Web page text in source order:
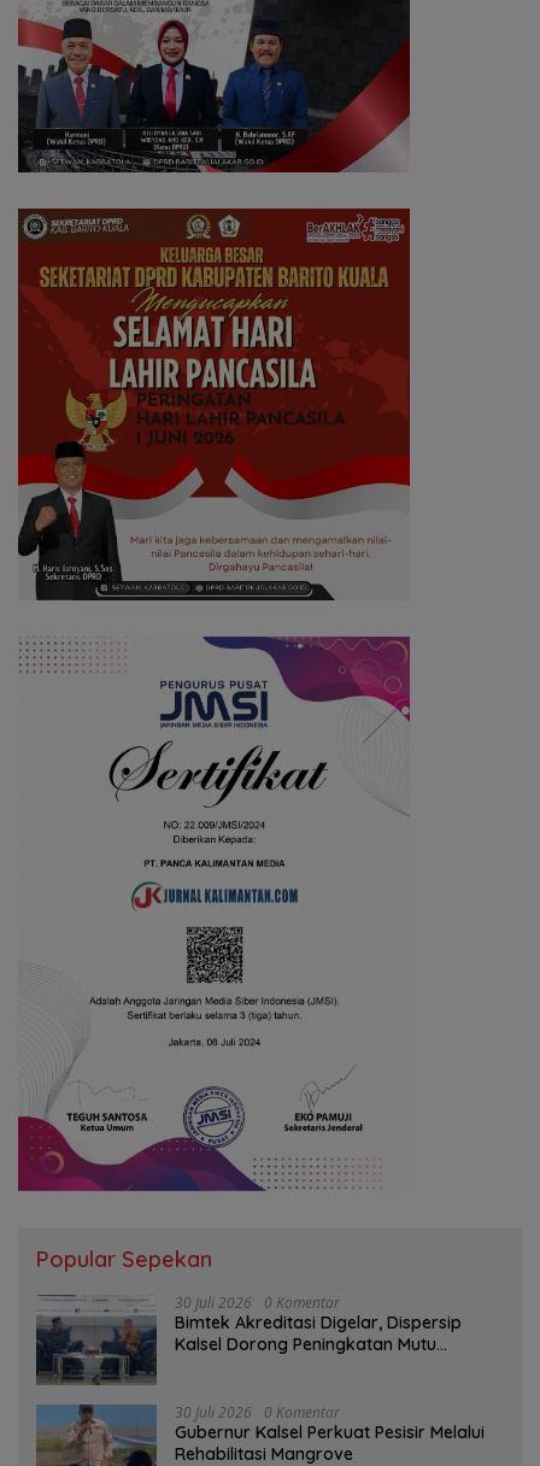
Popular Sepekan
30 Juli 2026 0 Komentar
Bimtek Akreditasi Digelar, Dispersip
Kalsel Dorong Peningkatan Mutu
30 Juli 2026 0 Komentar
Gubernur Kalsel Perkuat Pesisir Melalui
Rehabilitasi Mangrove